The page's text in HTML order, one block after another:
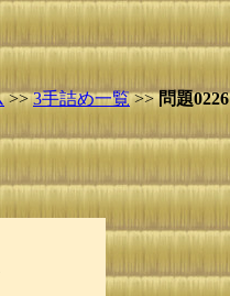
>>3手詰め一覧>>問題0226